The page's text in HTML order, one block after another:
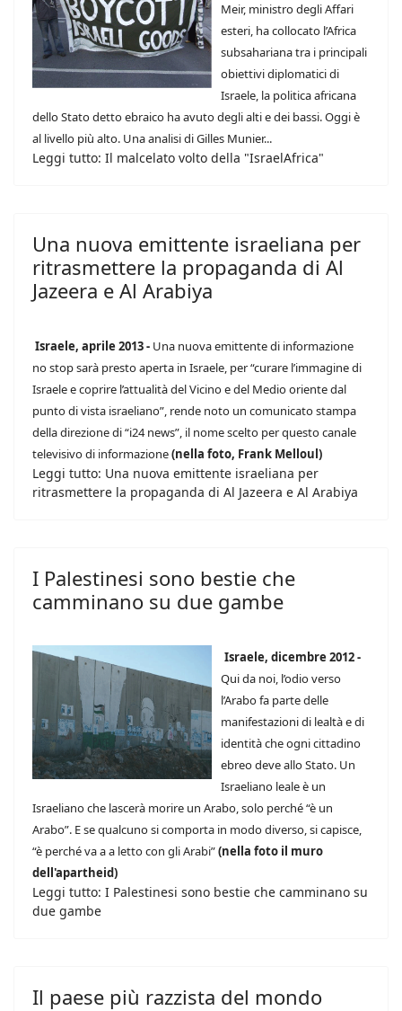
Meir, ministro degli Affari
esteri, ha collocato l’Africa
subsahariana tra i principali
obiettivi diplomatici di
Israele, la politica africana
dello Stato detto ebraico ha avuto degli alti e dei bassi. Oggi è
al livello più alto. Una analisi di Gilles Munier...
Leggi tutto: Il malcelato volto della "IsraelAfrica"
Una nuova emittente israeliana per
ritrasmettere la propaganda di Al
Jazeera e Al Arabiya
Israele, aprile 2013 - Una nuova emittente di informazione
no stop sarà presto aperta in Israele, per “curare l’immagine di
Israele e coprire l’attualità del Vicino e del Medio oriente dal
punto di vista israeliano”, rende noto un comunicato stampa
della direzione di “i24 news”, il nome scelto per questo canale
televisivo di informazione(nella foto, Frank Melloul)
Leggi tutto: Una nuova emittente israeliana per
ritrasmettere la propaganda di Al Jazeera e Al Arabiya
I Palestinesi sono bestie che
camminano su due gambe
Israele, dicembre 2012 -
Qui da noi, l’odio verso
l’Arabo fa parte delle
manifestazioni di lealtà e di
identità che ogni cittadino
ebreo deve allo Stato. Un
Israeliano leale è un
Israeliano che lascerà morire un Arabo, solo perché “è un
Arabo”. E se qualcuno si comporta in modo diverso, si capisce,
“è perché va a a letto con gli Arabi”(nella foto il muro
dell'apartheid)
Leggi tutto: I Palestinesi sono bestie che camminano su
due gambe
Il paese più razzista del mondo